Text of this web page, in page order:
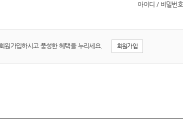
아이디 / 비밀번
회원가입하시고 풍성한 혜택을 누리세요. 회원가입